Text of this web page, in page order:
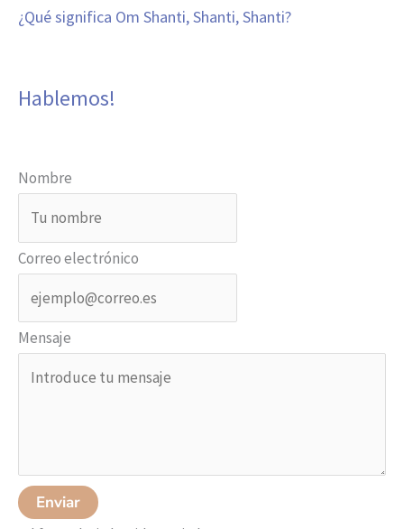
¿Qué significa Om Shanti, Shanti, Shanti?
Hablemos!
Nombre
Correo electrónico
Mensaje
Enviar